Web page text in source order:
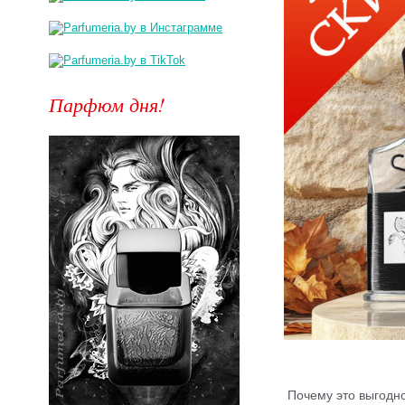
Почему это
Парфюм дня!